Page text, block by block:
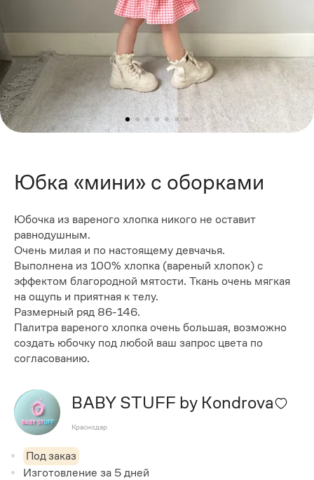
Юбка «мини» с оборками
Юбочка из вареного хлопка никого не оставит
равнодушным.
Очень милая и по настоящему девчачья.
Выполнена из 100% хлопка (вареный хлопок) с
эффектом благородной мятости. Ткань очень мягкая
на ощупь и приятная к телу.
Размерный ряд 86-146.
Палитра вареного хлопка очень большая, возможно
создать юбочку под любой ваш запрос цвета по
согласованию.
BABY STUFF by Kondrova
Краснодар
Под заказ
Изготовление за 5 дней